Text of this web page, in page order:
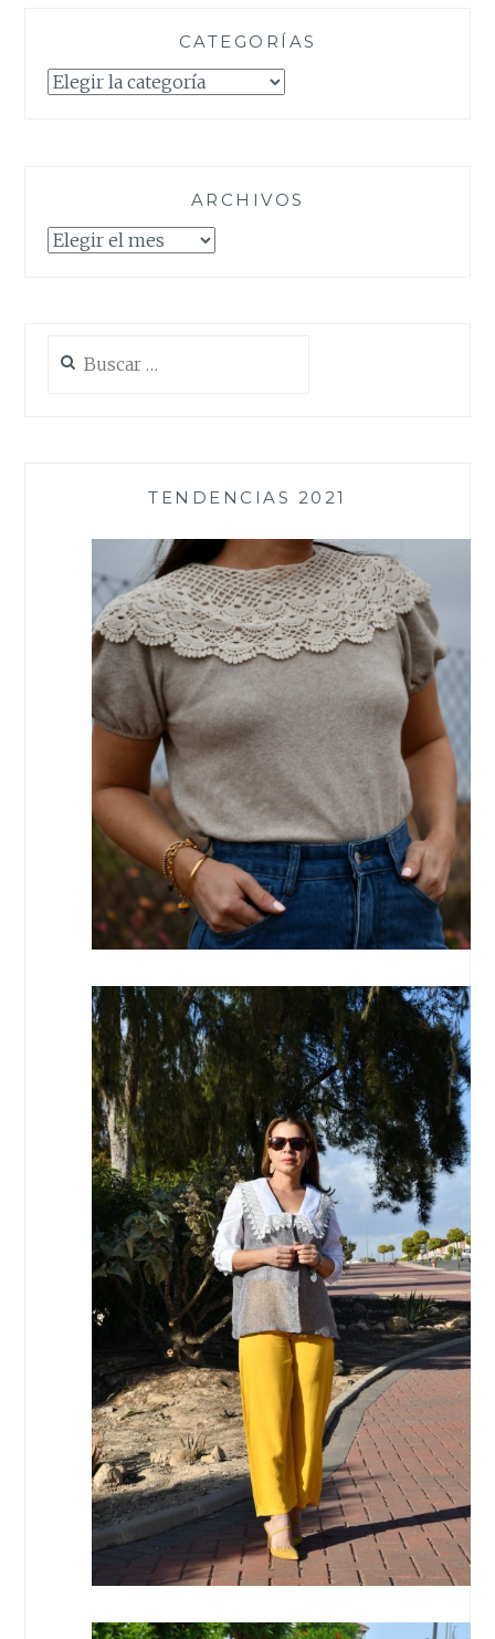
CATEGORÍAS
Categorías
ARCHIVOS
Archivos
TENDENCIAS 2021